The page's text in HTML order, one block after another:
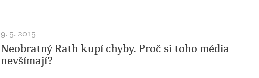
9. 5. 2015
Neobratný Rath kupí chyby. Proč si toho média
nevšímají?